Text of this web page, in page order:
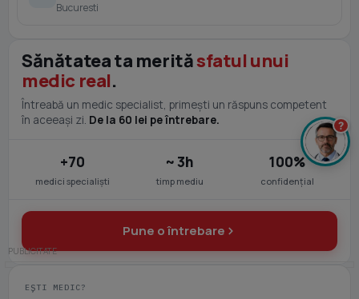
Bucuresti
Sănătatea ta merităsfatul unui
medic real.
Întreabă un medic specialist, primești un răspuns competent
în aceeași zi. De la 60 lei pe întrebare.
+70
medici specialiști
~ 3h
timp mediu
100%
confidențial
Pune o întrebare
EȘTI MEDIC?
?